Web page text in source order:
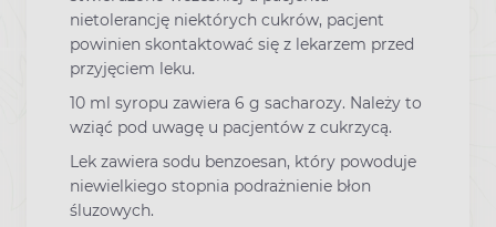
nietolerancję niektórych cukrów, pacjent
powinien skontaktować się z lekarzem przed
przyjęciem leku.
10 ml syropu zawiera 6 g sacharozy. Należy to
wziąć pod uwagę u pacjentów z cukrzycą.
Lek zawiera sodu benzoesan, który powoduje
niewielkiego stopnia podrażnienie błon
śluzowych.